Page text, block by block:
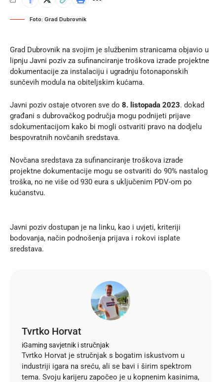
Foto: Grad Dubrovnik
Grad Dubrovnik na svojim je službenim stranicama objavio u
lipnju Javni poziv za sufinanciranje troškova izrade projektne
dokumentacije za instalaciju i ugradnju fotonaponskih
sunčevih modula na obiteljskim kućama.
Javni poziv ostaje otvoren sve do 8. listopada 2023. dokad
građani s dubrovačkog područja mogu podnijeti prijave
sdokumentacijom kako bi mogli ostvariti pravo na dodjelu
bespovratnih novčanih sredstava.
Novčana sredstava za sufinanciranje troškova izrade
projektne dokumentacije mogu se ostvariti do 90% nastalog
troška, no ne više od 930 eura s uključenim PDV-om po
kućanstvu.
Javni poziv dostupan je na linku, kao i uvjeti, kriteriji
bodovanja, način podnošenja prijava i rokovi isplate
sredstava.
Tvrtko Horvat
iGaming savjetnik i stručnjak
Tvrtko Horvat je stručnjak s bogatim iskustvom u
industriji igara na sreću, ali se bavi i širim spektrom
tema. Svoju karijeru započeo je u kopnenim kasinima,